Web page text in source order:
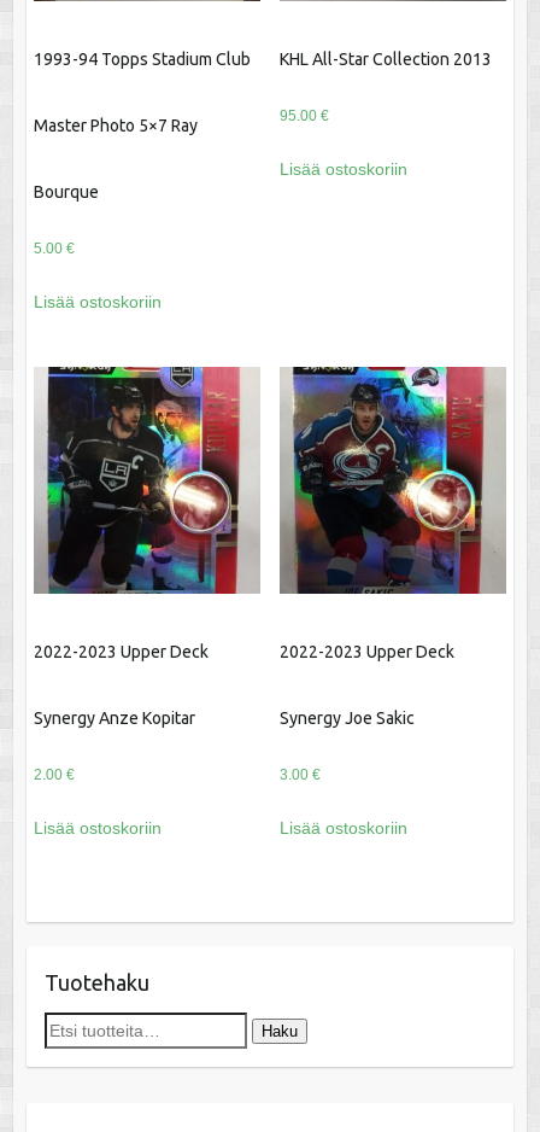
1993-94 Topps Stadium Club
Master Photo 5×7 Ray
Bourque
5.00 €
Lisää ostoskoriin
KHL All-Star Collection 2013
95.00 €
Lisää ostoskoriin
2022-2023 Upper Deck
Synergy Anze Kopitar
2.00 €
Lisää ostoskoriin
2022-2023 Upper Deck
Synergy Joe Sakic
3.00 €
Lisää ostoskoriin
Tuotehaku
Etsi: Haku